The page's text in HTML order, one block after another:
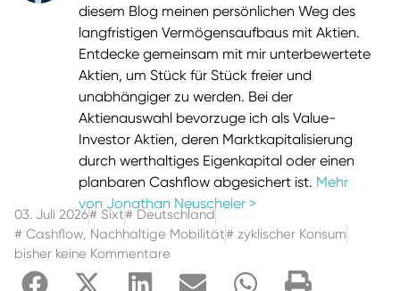
diesem Blog meinen persönlichen Weg des
langfristigen Vermögensaufbaus mit Aktien.
Entdecke gemeinsam mit mir unterbewertete
Aktien, um Stück für Stück freier und
unabhängiger zu werden. Bei der
Aktienauswahl bevorzuge ich als Value-
Investor Aktien, deren Marktkapitalisierung
durch werthaltiges Eigenkapital oder einen
planbaren Cashflow abgesichert ist. Mehr
von Jonathan Neuscheler >
03. Juli 2026# Sixt# Deutschland
# Cashflow, Nachhaltige Mobilität# zyklischer Konsum
bisher keine Kommentare